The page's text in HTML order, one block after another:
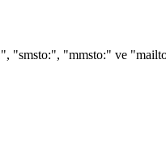
"smsto:", "mmsto:" ve